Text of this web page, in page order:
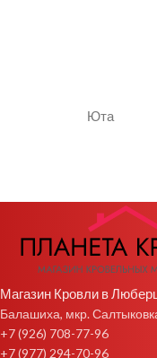
Юта
Магазин Кровли в
Балашиха, мкр.
+7 (926) 708-77-96
+7 (977) 294-70-96